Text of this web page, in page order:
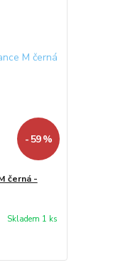
- 59 %
černá -
Skladem 1 ks